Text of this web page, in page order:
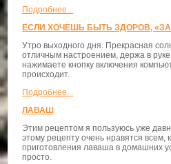
Подробнее...
ЕСЛИ ХОЧЕШЬ БЫТЬ ЗДОРОВ,
Утро выходного дня. Прекрасная
отличным настроением, держа в
нажимаете кнопку включения
происходит.
Подробнее...
ЛАВАШ
Этим рецептом я пользуюсь уже
этому рецепту очень нравятся всем,
приготовления лаваша в домашних
просто.